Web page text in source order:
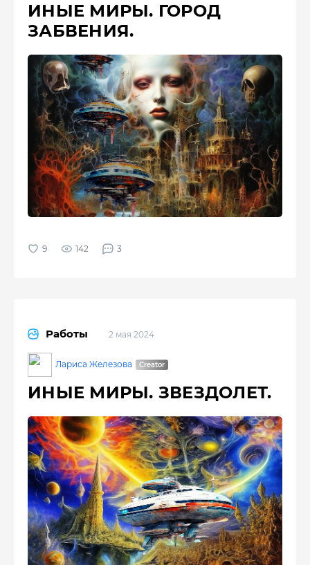
ИНЫЕ МИРЫ. ГОРОД
ЗАБВЕНИЯ.
142 3
Работы 2 мая 2024
Лариса Железова
ИНЫЕ МИРЫ. ЗВЕЗДОЛЕТ.